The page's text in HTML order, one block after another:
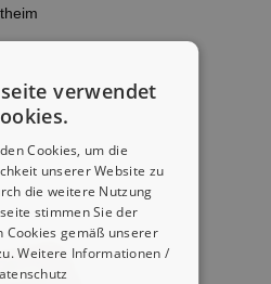
verwendet
Cookies, um die
unserer Website zu
die weitere Nutzung
stimmen Sie der
Cookies gemäß unserer
Weitere Informationen /